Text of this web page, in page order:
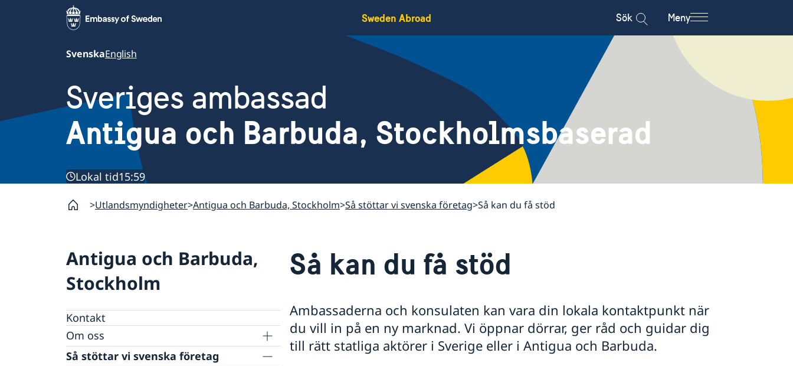
Sweden Abroad Sök Meny
SvenskaEnglish
Sveriges ambassad
Antigua och Barbuda, Stockholmsbaserad
Lokal tid15:59
Utlandsmyndigheter Antigua och Barbuda, Stockholm Så stöttar vi svenska företag Så kan du få stöd
Antigua och Barbuda,
Stockholm
Kontakt
Om oss
Dataskyddspolicy
Så stöttar vi svenska företag
Så kan du få stöd
Ambassaderna och konsulaten kan vara din lokala kontaktpunkt när
du vill in på en ny marknad. Vi öppnar dörrar, ger råd och guidar dig
till rätt statliga aktörer i Sverige eller i Antigua och Barbuda.